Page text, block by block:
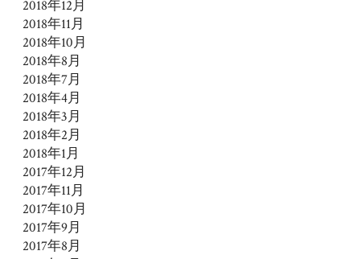
2018年12月
2018年11月
2018年10月
2018年8月
2018年7月
2018年4月
2018年3月
2018年2月
2018年1月
2017年12月
2017年11月
2017年10月
2017年9月
2017年8月